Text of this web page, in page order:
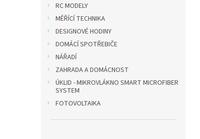
RC MODELY
MĚŘÍCÍ TECHNIKA
DESIGNOVÉ HODINY
DOMÁCÍ SPOTŘEBIČE
NÁŘADÍ
ZAHRADA A DOMÁCNOST
ÚKLID - MIKROVLÁKNO SMART MICROFIBER
SYSTEM
FOTOVOLTAIKA